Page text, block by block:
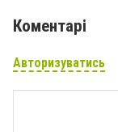
Коментарі
Авторизуватись